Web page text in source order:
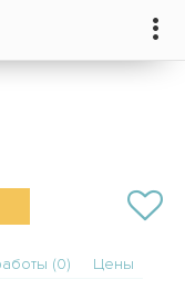
(0) Цены